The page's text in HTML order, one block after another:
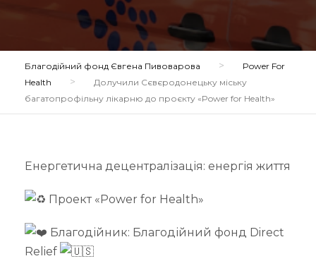
Благодійний фонд Євгена Пивоварова >
Power For
Health
>
Долучили Сєвєродонецьку міську
багатопрофільну лікарню до проєкту «Power for Health»
Енергетична децентралізація: енергія життя
Проект «Power for Health»
Благодійник: Благодійний фонд Direct
Relief